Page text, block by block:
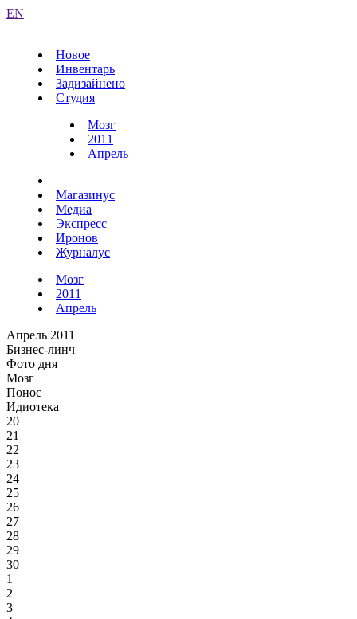
EN
Новое
Инвентарь
Задизайнено
Студия
Мозг
2011
Апрель
Магазинус
Медиа
Экспресс
Иронов
Журналус
Мозг
2011
Апрель
Апрель 2011
Бизнес-линч
Фото дня
Мозг
Понос
Идиотека
20
21
22
23
24
25
26
27
28
29
30
1
2
3